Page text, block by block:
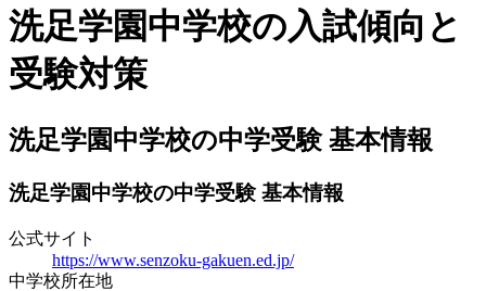
洗足学園中学校の入試傾向と
受験対策
洗足学園中学校の中学受験 基本情報
洗足学園中学校の中学受験 基本情報
公式サイト
https://www.senzoku-gakuen.ed.jp/
中学校所在地